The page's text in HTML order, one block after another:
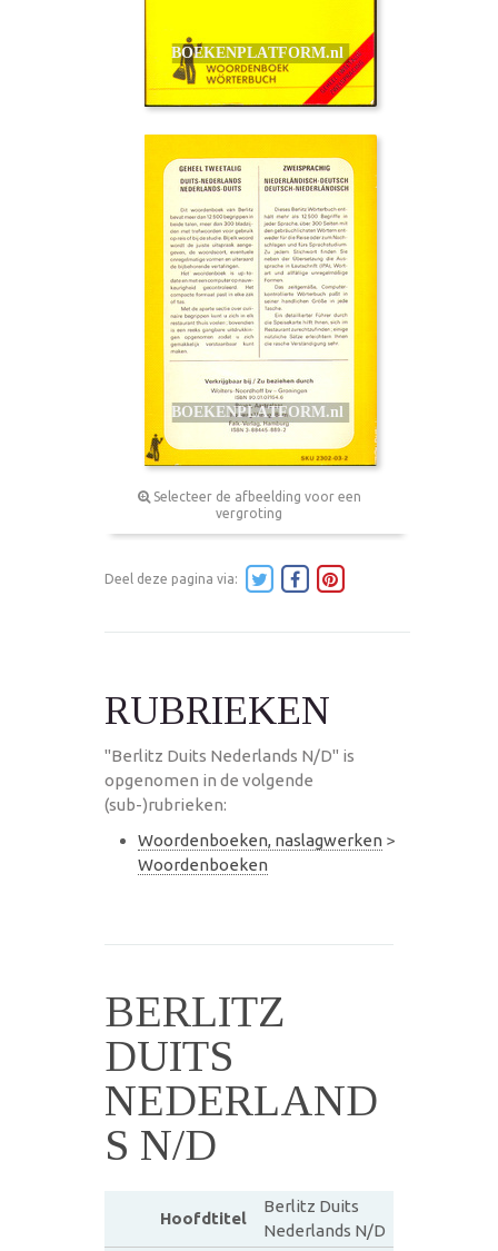
Selecteer de afbeelding voor een
vergroting
Deel deze pagina via:
RUBRIEKEN
"Berlitz Duits Nederlands N/D" is
opgenomen in de volgende
(sub-)rubrieken:
Woordenboeken, naslagwerken >
Woordenboeken
BERLITZ
DUITS
NEDERLAND
S N/D
Hoofdtitel
Berlitz Duits
Nederlands N/D